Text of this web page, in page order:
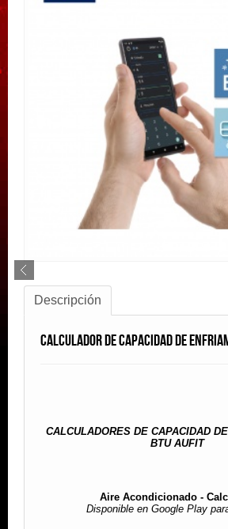
Descripción
Calculador De Capacidad De
CALCULADORES DE CAPACIDAD
BTU AUFIT
Aire Acondicionado -
Disponible en Google Play